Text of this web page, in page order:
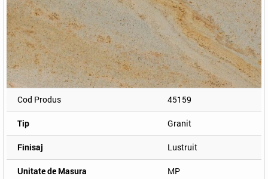
Cod Produs 45159
Tip Granit
Finisaj Lustruit
Unitate de Masura MP